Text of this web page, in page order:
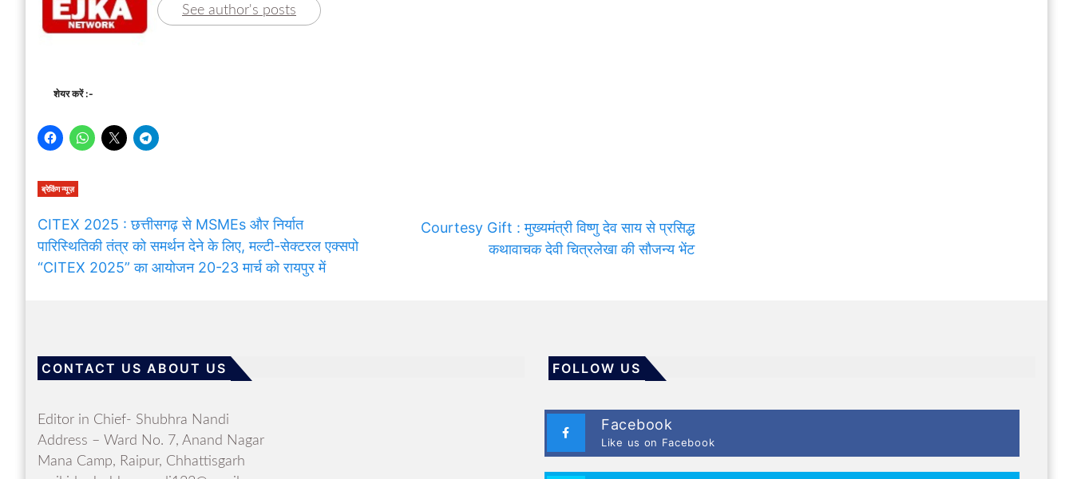
See author's posts
शेयर करें :-
ब्रेकिंग न्यूज़
CITEX 2025 : छत्तीसगढ़ से MSMEs और निर्यात
पारिस्थितिकी तंत्र को समर्थन देने के लिए, मल्टी-सेक्टरल एक्सपो
“CITEX 2025” का आयोजन 20-23 मार्च को रायपुर में
Courtesy Gift : मुख्यमंत्री विष्णु देव साय से प्रसिद्ध
कथावाचक देवी चित्रलेखा की सौजन्य भेंट
CONTACT US ABOUT US
Editor in Chief- Shubhra Nandi
Address – Ward No. 7, Anand Nagar
Mana Camp, Raipur, Chhattisgarh
FOLLOW US
Facebook
Like us on Facebook